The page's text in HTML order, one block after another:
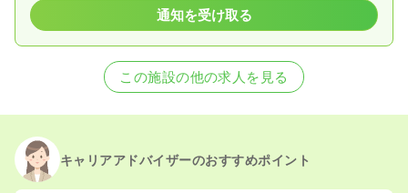
通知を受け取る
この施設の他の求人を見る
キャリアアドバイザーのおすすめポイント